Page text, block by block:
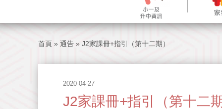
首頁 » 通告 » J2家課冊+指引（第十二期）
2020-04-27
J2家課冊+指引（第十二